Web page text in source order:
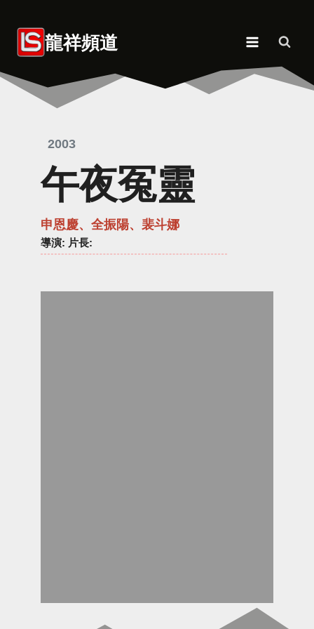
content 龍祥頻道
2003
午夜冤靈
申恩慶、全振陽、裴斗娜
導演: 片長: